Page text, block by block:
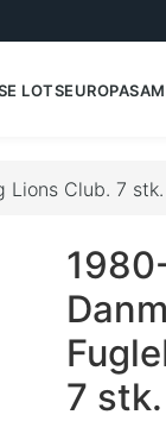
LOTSEUROPA
Club. 7
7